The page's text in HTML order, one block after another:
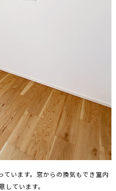
ています。窓からの換気もでき室内
ています。